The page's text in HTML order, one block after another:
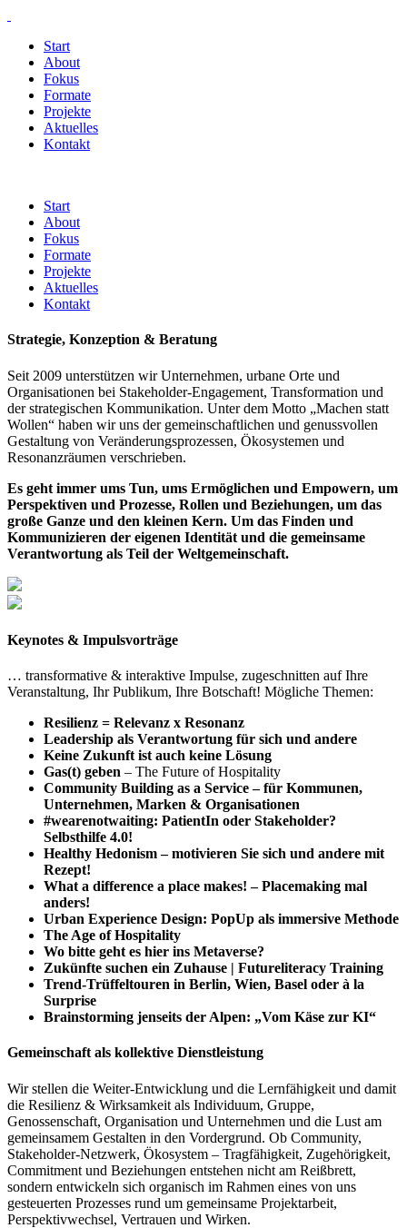
Start
About
Fokus
Formate
Projekte
Aktuelles
Kontakt
Start
About
Fokus
Formate
Projekte
Aktuelles
Kontakt
Strategie, Konzeption & Beratung
Seit 2009 unterstützen wir Unternehmen, urbane Orte und
Organisationen bei Stakeholder-Engagement, Transformation und
der strategischen Kommunikation. Unter dem Motto „Machen statt
Wollen“ haben wir uns der gemeinschaftlichen und genussvollen
Gestaltung von Veränderungsprozessen, Ökosystemen und
Resonanzräumen verschrieben.
Es geht immer ums Tun, ums Ermöglichen und Empowern, um
Perspektiven und Prozesse, Rollen und Beziehungen, um das
große Ganze und den kleinen Kern. Um das Finden und
Kommunizieren der eigenen Identität und die gemeinsame
Verantwortung als Teil der Weltgemeinschaft.
Keynotes & Impulsvorträge
… transformative & interaktive Impulse, zugeschnitten auf Ihre
Veranstaltung, Ihr Publikum, Ihre Botschaft! Mögliche Themen:
Resilienz = Relevanz x Resonanz
Leadership als Verantwortung für sich und andere
Keine Zukunft ist auch keine Lösung
Gas(t) geben – The Future of Hospitality
Community Building as a Service – für Kommunen,
Unternehmen, Marken & Organisationen
#wearenotwaiting: PatientIn oder Stakeholder?
Selbsthilfe 4.0!
Healthy Hedonism – motivieren Sie sich und andere mit
Rezept!
What a difference a place makes! – Placemaking mal
anders!
Urban Experience Design: PopUp als immersive Methode
The Age of Hospitality
Wo bitte geht es hier ins Metaverse?
Zukünfte suchen ein Zuhause | Futureliteracy Training
Trend-Trüffeltouren in Berlin, Wien, Basel oder à la
Surprise
Brainstorming jenseits der Alpen: „Vom Käse zur KI“
Gemeinschaft als kollektive Dienstleistung
Wir stellen die Weiter-Entwicklung und die Lernfähigkeit und damit
die Resilienz & Wirksamkeit als Individuum, Gruppe,
Genossenschaft, Organisation und Unternehmen und die Lust am
gemeinsamem Gestalten in den Vordergrund. Ob Community,
Stakeholder-Netzwerk, Ökosystem – Tragfähigkeit, Zugehörigkeit,
Commitment und Beziehungen entstehen nicht am Reißbrett,
sondern entwickeln sich organisch im Rahmen eines von uns
gesteuerten Prozesses rund um gemeinsame Projektarbeit,
Perspektivwechsel, Vertrauen und Wirken.